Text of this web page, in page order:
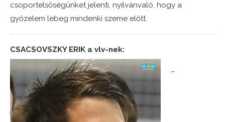
csoportelsőségünket jelenti, nyilvánvaló, hogy a
győzelem lebeg mindenki szeme előtt.
CSACSOVSZKY ERIK a vlv-nek:
–